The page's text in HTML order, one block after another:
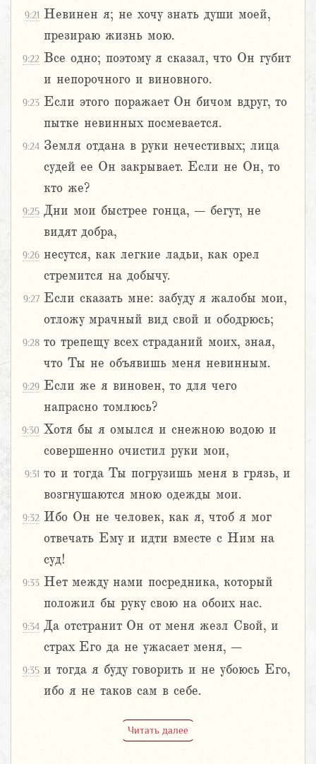
9:21 Невинен я; не хочу знать души моей,
презираю жизнь мою.
9:22 Все одно; поэтому я сказал, что Он губит
и непорочного и виновного.
9:23 Если этого поражает Он бичом вдруг, то
пытке невинных посмевается.
9:24 Земля отдана в руки нечестивых; лица
судей ее Он закрывает. Если не Он, то
кто же?
9:25 Дни мои быстрее гонца, – бегут, не
видят добра,
9:26 несутся, как легкие ладьи, как орел
стремится на добычу.
9:27 Если сказать мне: забуду я жалобы мои,
отложу мрачный вид свой и ободрюсь;
9:28 то трепещу всех страданий моих, зная,
что Ты не объявишь меня невинным.
9:29 Если же я виновен, то для чего
напрасно томлюсь?
9:30 Хотя бы я омылся и снежною водою и
совершенно очистил руки мои,
9:31 то и тогда Ты погрузишь меня в грязь, и
возгнушаются мною одежды мои.
9:32 Ибо Он не человек, как я, чтоб я мог
отвечать Ему и идти вместе с Ним на
суд!
9:33 Нет между нами посредника, который
положил бы руку свою на обоих нас.
9:34 Да отстранит Он от меня жезл Свой, и
страх Его да не ужасает меня, –
9:35 и тогда я буду говорить и не убоюсь Его,
ибо я не таков сам в себе.
Читать далее